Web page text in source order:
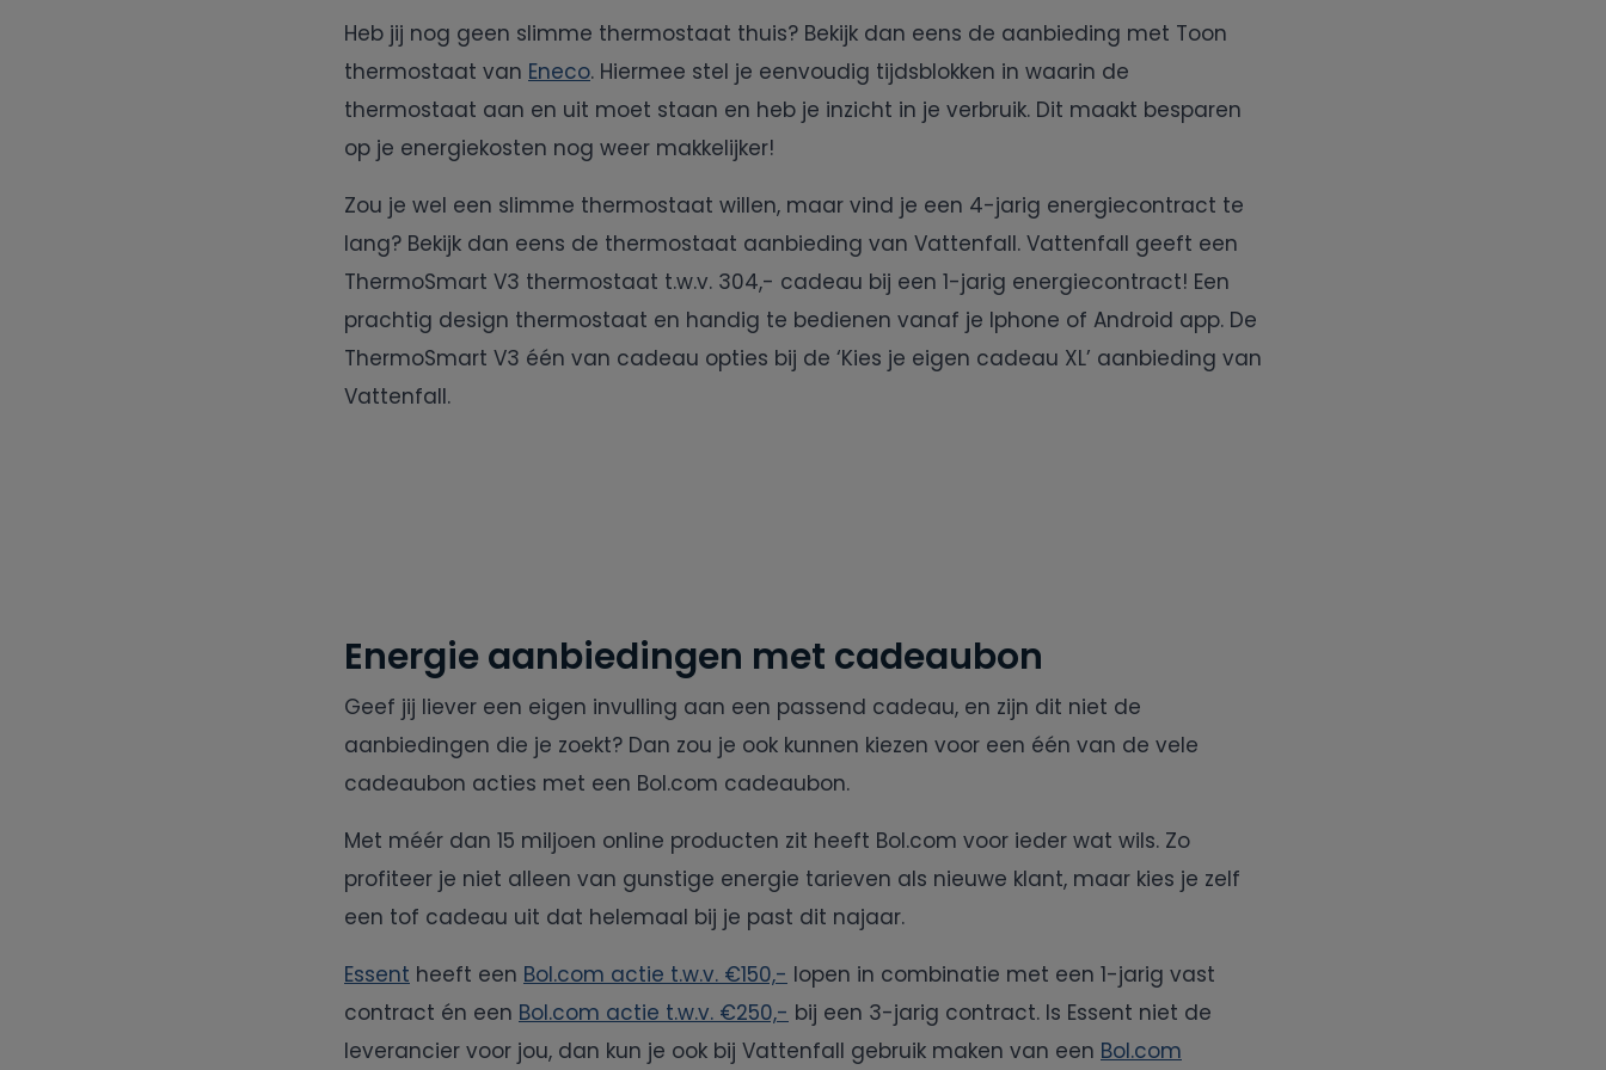
Heb jij nog geen slimme thermostaat thuis? Bekijk dan eens de aanbieding met Toon
thermostaat van Eneco. Hiermee stel je eenvoudig tijdsblokken in waarin de
thermostaat aan en uit moet staan en heb je inzicht in je verbruik. Dit maakt besparen
op je energiekosten nog weer makkelijker!
Zou je wel een slimme thermostaat willen, maar vind je een 4-jarig energiecontract te
lang? Bekijk dan eens de thermostaat aanbieding van Vattenfall. Vattenfall geeft een
ThermoSmart V3 thermostaat t.w.v. 304,- cadeau bij een 1-jarig energiecontract! Een
prachtig design thermostaat en handig te bedienen vanaf je Iphone of Android app. De
ThermoSmart V3 één van cadeau opties bij de ‘Kies je eigen cadeau XL’ aanbieding van
Vattenfall.
Energie aanbiedingen met cadeaubon
Geef jij liever een eigen invulling aan een passend cadeau, en zijn dit niet de
aanbiedingen die je zoekt? Dan zou je ook kunnen kiezen voor een één van de vele
cadeaubon acties met een Bol.com cadeaubon.
Met méér dan 15 miljoen online producten zit heeft Bol.com voor ieder wat wils. Zo
profiteer je niet alleen van gunstige energie tarieven als nieuwe klant, maar kies je zelf
een tof cadeau uit dat helemaal bij je past dit najaar.
Essent heeft een Bol.com actie t.w.v. €150,- lopen in combinatie met een 1-jarig vast
contract én een Bol.com actie t.w.v. €250,- bij een 3-jarig contract. Is Essent niet de
leverancier voor jou, dan kun je ook bij Vattenfall gebruik maken van een Bol.com